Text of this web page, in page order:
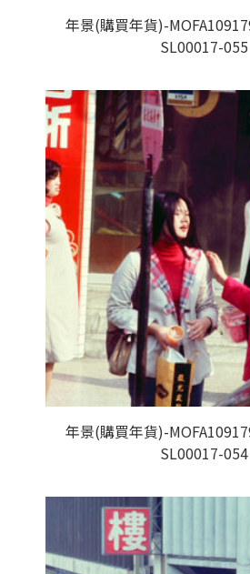
年景(購買年貨)-
SL00017-055
年景(購買年貨)-
SL00017-054